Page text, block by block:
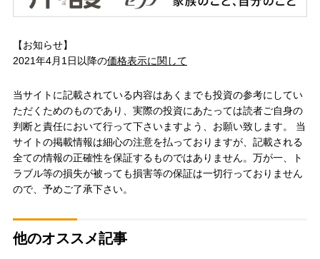
【お知らせ】
2021年4月1日以降の価格表示に関して
当サイトに記載されている内容はあくまでも投資の参考にしてい
ただくためのものであり、実際の投資にあたっては読者ご自身の
判断と責任において行って下さいますよう、お願い致します。 当
サイトの掲載情報は細心の注意を払っておりますが、記載される
全ての情報の正確性を保証するものではありません。万が一、ト
ラブル等の損失が被っても損害等の保証は一切行っておりません
ので、予めご了承下さい。
他のオススメ記事